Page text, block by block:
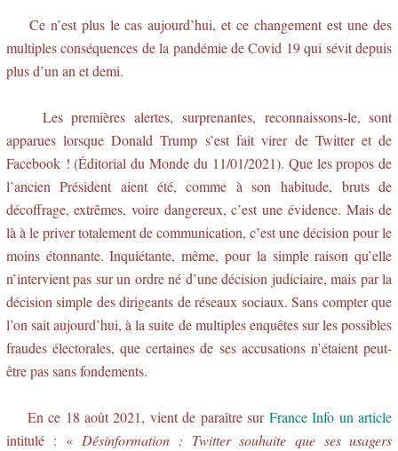
Ce n’est plus le cas aujourd’hui, et ce changement est une des
multiples conséquences de la pandémie de Covid 19 qui sévit depuis
plus d’un an et demi.
Les premières alertes, surprenantes, reconnaissons-le, sont
apparues lorsque Donald Trump s’est fait virer de Twitter et de
Facebook ! (Éditorial du Monde du 11/01/2021). Que les propos de
l’ancien Président aient été, comme à son habitude, bruts de
décoffrage, extrêmes, voire dangereux, c’est une évidence. Mais de
là à le priver totalement de communication, c’est une décision pour le
moins étonnante. Inquiétante, même, pour la simple raison qu’elle
n’intervient pas sur un ordre né d’une décision judiciaire, mais par la
décision simple des dirigeants de réseaux sociaux. Sans compter que
l’on sait aujourd’hui, à la suite de multiples enquêtes sur les possibles
fraudes électorales, que certaines de ses accusations n’étaient peut-
être pas sans fondements.
En ce 18 août 2021, vient de paraître sur France Info un article
intitulé : « Désinformation : Twitter souhaite que ses usagers